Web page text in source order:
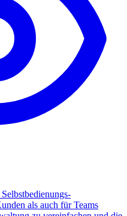
als auch für Teams